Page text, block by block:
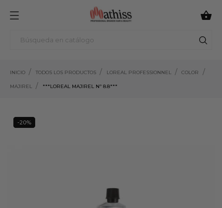

INICIO TODOS LOS PRODUCTOS LOREAL PROFESSIONNEL COLOR
MAJIREL ***LOREAL MAJIREL Nº 8.8***
20%
-20%